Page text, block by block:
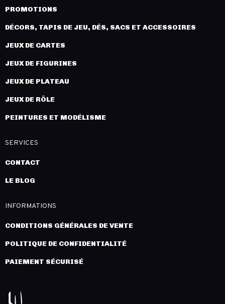
PROMOTIONS
DÉCORS, TAPIS DE JEU, DÉS, SACS ET ACCESSOIRES
JEUX DE CARTES
JEUX DE FIGURINES
JEUX DE PLATEAU
JEUX DE RÔLE
PEINTURES ET MODÉLISME
SERVICES
CONTACT
LE BLOG
INFORMATIONS
CONDITIONS GÉNÉRALES DE VENTE
POLITIQUE DE CONFIDENTIALITÉ
PAIEMENT SÉCURISÉ